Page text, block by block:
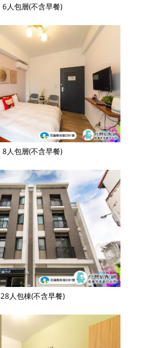
6人包層(不含早餐)
8人包層(不含早餐)
28人包棟(不含早餐)